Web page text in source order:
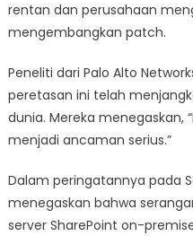
rentan dan perusahaan
mengembangkan patch.
Peneliti dari Palo Alto
peretasan ini telah
dunia. Mereka menegaskan,
menjadi ancaman serius.”
Dalam peringatannya pada
menegaskan bahwa
server SharePoint on-